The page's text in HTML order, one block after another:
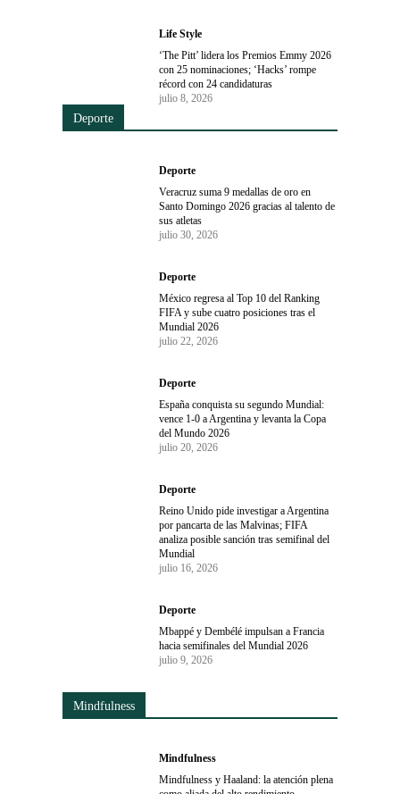
Life Style
‘The Pitt’ lidera los Premios Emmy 2026
con 25 nominaciones; ‘Hacks’ rompe
récord con 24 candidaturas
julio 8, 2026
Deporte
Deporte
Veracruz suma 9 medallas de oro en
Santo Domingo 2026 gracias al talento de
sus atletas
julio 30, 2026
Deporte
México regresa al Top 10 del Ranking
FIFA y sube cuatro posiciones tras el
Mundial 2026
julio 22, 2026
Deporte
España conquista su segundo Mundial:
vence 1-0 a Argentina y levanta la Copa
del Mundo 2026
julio 20, 2026
Deporte
Reino Unido pide investigar a Argentina
por pancarta de las Malvinas; FIFA
analiza posible sanción tras semifinal del
Mundial
julio 16, 2026
Deporte
Mbappé y Dembélé impulsan a Francia
hacia semifinales del Mundial 2026
julio 9, 2026
Mindfulness
Mindfulness
Mindfulness y Haaland: la atención plena